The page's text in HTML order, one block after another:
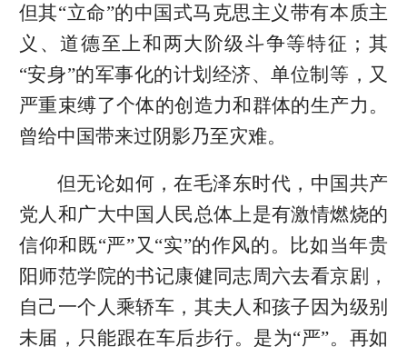
但其“立命”的中国式马克思主义带有本质主
义、道德至上和两大阶级斗争等特征；其
“安身”的军事化的计划经济、单位制等，又
严重束缚了个体的创造力和群体的生产力。
曾给中国带来过阴影乃至灾难。
但无论如何，在毛泽东时代，中国共产
党人和广大中国人民总体上是有激情燃烧的
信仰和既“严”又“实”的作风的。比如当年贵
阳师范学院的书记康健同志周六去看京剧，
自己一个人乘轿车，其夫人和孩子因为级别
未届，只能跟在车后步行。是为“严”。再如